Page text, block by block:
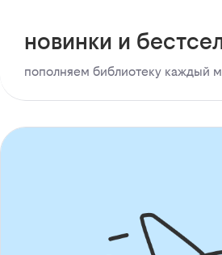
новинки и
пополняем библиотеку каждый